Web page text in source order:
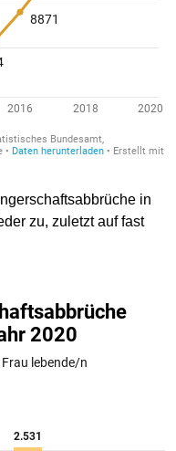
in
zu, zuletzt auf fast